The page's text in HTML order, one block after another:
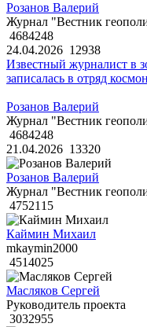
Розанов Валерий
Журнал "Вестник
4684248
24.04.2026 12938
Известный журналист в
записалась в отряд
Розанов Валерий
Журнал "Вестник
4684248
21.04.2026 13320
Розанов Валерий
Журнал "Вестник
4752115
Каймин Михаил
mkaymin2000
4514025
Масляков Сергей
Руководитель проекта
3032955